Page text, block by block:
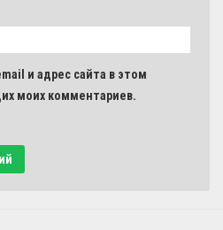
и адрес сайта в этом
моих комментариев.